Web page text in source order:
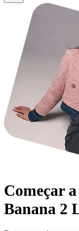
Começar
Banana 2